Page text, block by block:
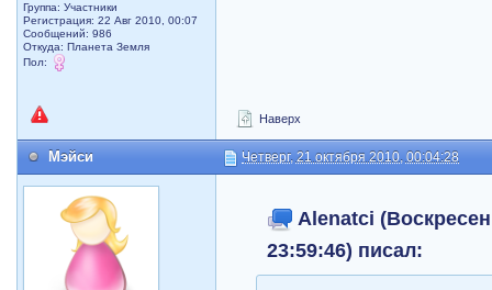
Группа: Участники
Регистрация: 22 Авг 2010, 00:07
Сообщений: 986
Откуда: Планета Земля
Пол:
Наверх
Мэйси Четверг, 21 октября 2010, 00:04:28
Alenatci
23:59:46) писал: